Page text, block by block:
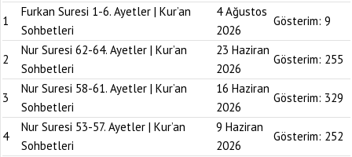
1
Furkan Suresi 1-6. Ayetler | Kur’an
Sohbetleri
4 Ağustos
2026
Gösterim: 9
2
Nur Suresi 62-64. Ayetler | Kur’an
Sohbetleri
23 Haziran
2026
Gösterim: 255
3
Nur Suresi 58-61. Ayetler | Kur’an
Sohbetleri
16 Haziran
2026
Gösterim: 329
4
Nur Suresi 53-57. Ayetler | Kur’an
Sohbetleri
9 Haziran
2026
Gösterim: 252